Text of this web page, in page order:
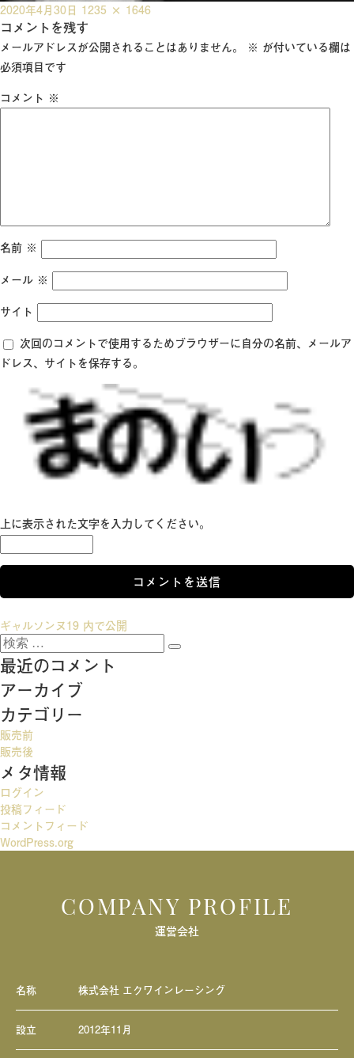
投
稿
日:
2020年4月30日 フ
ル
サ
1235 × 1646
コメントを残す
メールアドレスが公開されることはありません。 ※ が付いている欄は
必須項目です
コメント ※
名前 ※
メール ※
サイト
次回のコメントで使用するためブラウザーに自分の名前、メールア
ドレス、サイトを保存する。
上に表示された文字を入力してください。
投
稿
ナ
ビ
ゲ
ー
シ
ョ
ン
ギャルソンヌ19 内で公開
検
索:
検
最近のコメント
アーカイブ
カテゴリー
販売前
販売後
メタ情報
ログイン
投稿フィード
コメントフィード
WordPress.org
COMPANY PROFILE
運営会社
名称 株式会社 エクワインレーシング
設立 2012年11月